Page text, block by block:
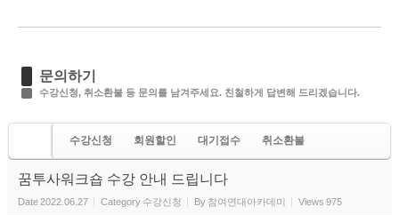
문의하기
수강신청, 취소환불 등 문의를 남겨주세요. 친철하게 답변해 드리겠습니다.
수강신청 회원할인 대기접수 취소환불
꿈투사워크숍 수강 안내 드립니다
Date2022.06.27 Category 수강신청 By 참여연대아카데미 Views 975